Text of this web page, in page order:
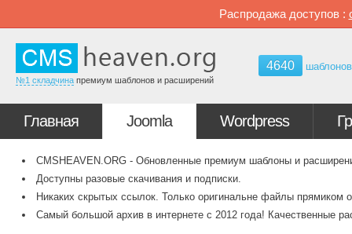
Распродажа доступов :
№1 складчина премиум шаблонов и расширений
4640 шаблонов
Главная Joomla Wordpress
CMSHEAVEN.ORG - Обновленные премиум шаблоны и
Доступны разовые скачивания и подписки.
Никаких скрытых ссылок. Только оригинальне файлы прямиком
Самый большой архив в интернете с 2012 года! Качественные